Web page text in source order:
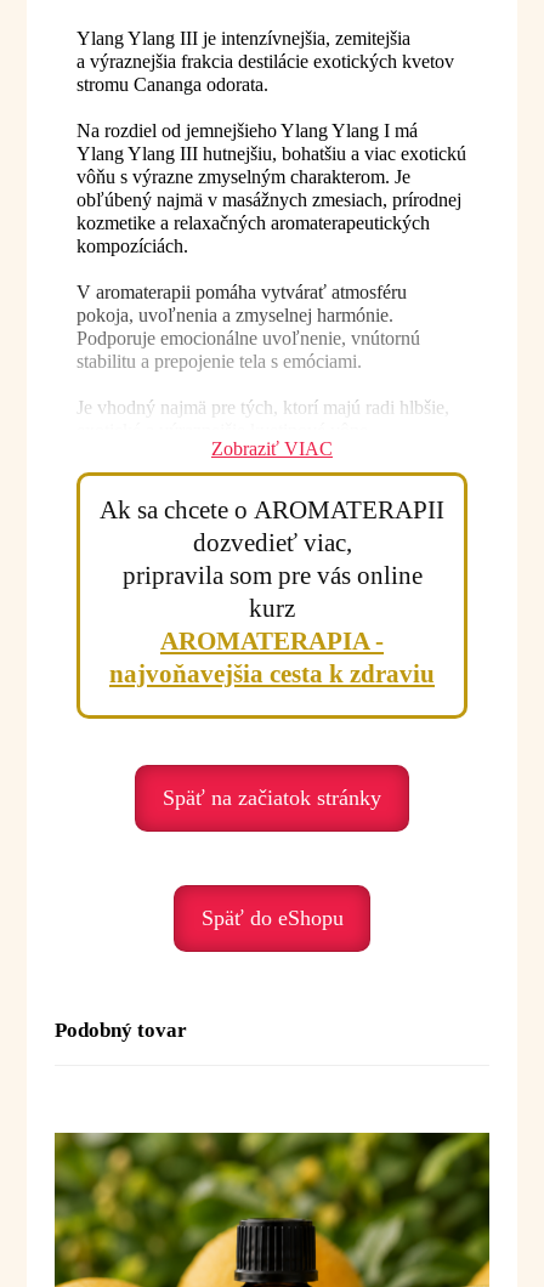
Ylang Ylang III je intenzívnejšia, zemitejšia
a výraznejšia frakcia destilácie exotických kvetov
stromu Cananga odorata.
Na rozdiel od jemnejšieho Ylang Ylang I má
Ylang Ylang III hutnejšiu, bohatšiu a viac exotickú
vôňu s výrazne zmyselným charakterom. Je
obľúbený najmä v masážnych zmesiach, prírodnej
kozmetike a relaxačných aromaterapeutických
kompozíciách.
V aromaterapii pomáha vytvárať atmosféru
pokoja, uvoľnenia a zmyselnej harmónie.
Podporuje emocionálne uvoľnenie, vnútornú
stabilitu a prepojenie tela s emóciami.
Je vhodný najmä pre tých, ktorí majú radi hlbšie,
Účinky a benefity:
• podporuje relaxáciu a psychickú pohodu
• harmonizuje emócie
• pomáha pri strese a napätí
• podporuje pocit pokoja a zmyselnosti
• vhodný pri emocionálnom vyčerpaní
• podporuje ženskú energiu a sebavedomie
• vhodný do masážnych a relaxačných zmesí
• pomáha vytvárať harmonickú atmosféru
Emocionálna rovina:
a emocionálneho pokoja. Pomáha najmä v období
stresu, napätia alebo pri potrebe spomalenia
a návratu k vlastnému telu a emóciám.
• vnútorné napätie – pomáha uvoľniť tlak
Duchovné posolstvo:
Ylang Ylang III je olej zmyselnosti, prijatia
a hlbokého vnútorného pokoja. Pomáha nám
uvoľniť kontrolu, spojiť sa so svojimi emóciami
Zobraziť VIAC
Ak sa chcete o AROMATERAPII
dozvedieť viac,
pripravila som pre vás online
kurz
AROMATERAPIA -
najvoňavejšia cesta k zdraviu
Späť na začiatok stránky
Späť do eShopu
Podobný tovar